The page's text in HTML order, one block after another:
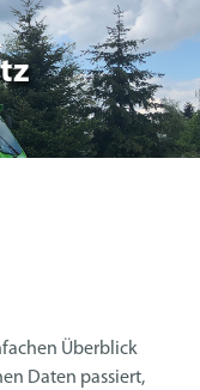
Überblick
Daten passiert,